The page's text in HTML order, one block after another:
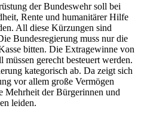
der Bundeswehr soll bei
Rente und humanitärer Hilfe
All diese Kürzungen sind
Bundesregierung muss nur die
bitten. Die Extragewinne von
gerecht besteuert werden.
kategorisch ab. Da zeigt sich
vor allem große Vermögen
Mehrheit der Bürgerinnen und
leiden.